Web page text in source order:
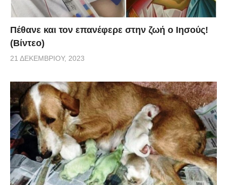
Πέθανε και τον επανέφερε στην ζωή ο Ιησούς!
(Βίντεο)
21 ΔΕΚΕΜΒΡΊΟΥ, 2023